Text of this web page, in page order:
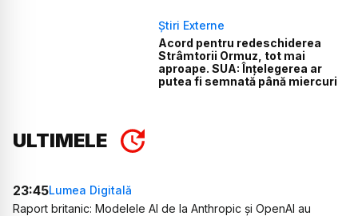
Știri Externe
Acord pentru redeschiderea
Strâmtorii Ormuz, tot mai
aproape. SUA: Înțelegerea ar
putea fi semnată până miercuri
ULTIMELE
23:45Lumea Digitală
Raport britanic: Modelele AI de la Anthropic și OpenAI au